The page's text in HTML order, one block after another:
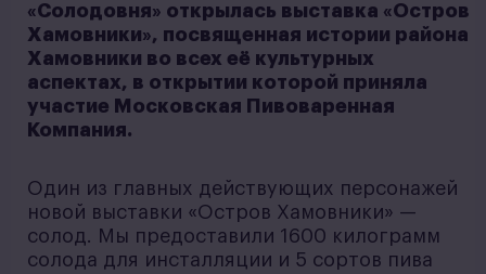
«Солодовня» открылась выставка «Остров
Хамовники», посвященная истории района
Хамовники во всех её культурных
аспектах, в открытии которой приняла
участие Московская Пивоваренная
Компания.
Один из главных действующих персонажей
новой выставки «Остров Хамовники» —
солод. Мы предоставили 1600 килограмм
солода для инсталляции и 5 сортов пива